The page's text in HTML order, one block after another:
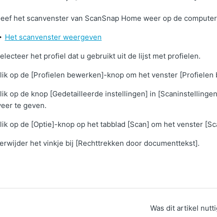
het scanvenster van ScanSnap Home weer op de
Het scanvenster weergeven
het profiel dat u gebruikt uit de lijst met profielen.
op de [Profielen bewerken]-knop om het venster [Profielen
op de knop [Gedetailleerde instellingen] in
te geven.
op de [Optie]-knop op het tabblad [Scan] om het venster
het vinkje bij [Rechttrekken door documenttekst].
Was dit artikel